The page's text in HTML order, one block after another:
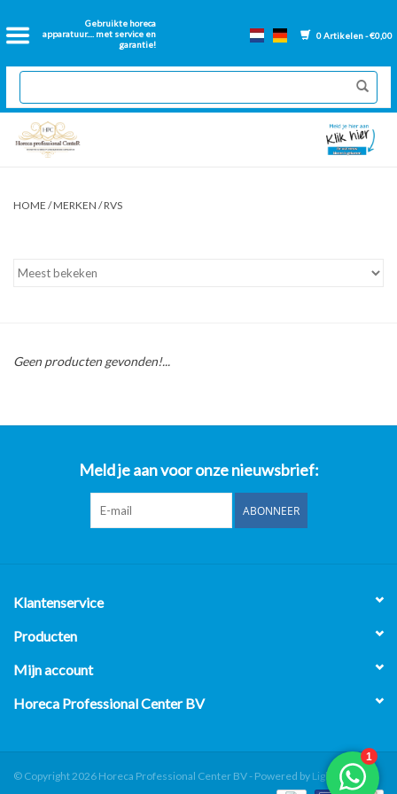
Gebruikte horeca
apparatuur.... met service en
garantie!
0 Artikelen - €0,00
Home
2dehands Horeca
Nieuwe apparatuur
Onderdelen bakwanden
Over ons
HOME /MERKEN /RVS
Geen producten gevonden!...
Meld je aan voor onze nieuwsbrief:
ABONNEER
Klantenservice
Producten
Mijn account
Horeca Professional Center BV
© Copyright 2026 Horeca Professional Center BV - Powered by Lightspeed